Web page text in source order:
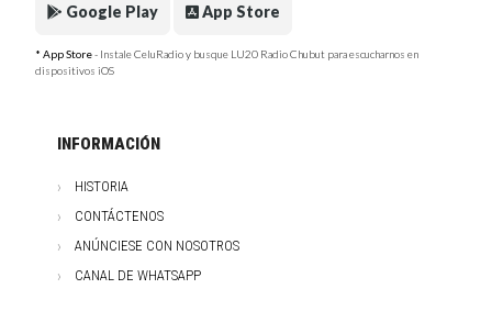
Google Play App Store
* App Store- Instale CeluRadio y busque LU20 Radio Chubut para escucharnos en
dispositivos iOS
INFORMACIÓN
HISTORIA
CONTÁCTENOS
ANÚNCIESE CON NOSOTROS
CANAL DE WHATSAPP